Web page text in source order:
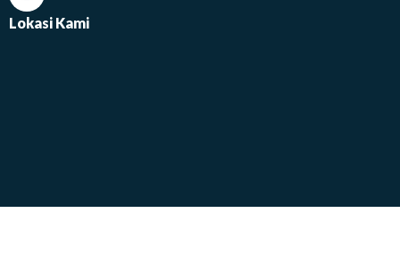
Lokasi Kami